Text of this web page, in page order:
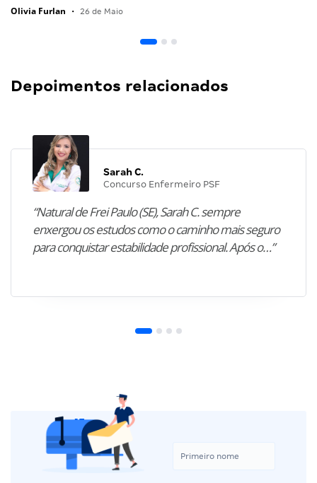
Olivia Furlan • 26 de Maio
Depoimentos relacionados
Sarah C.
Concurso Enfermeiro PSF
“Natural de Frei Paulo (SE), Sarah C. sempre
enxergou os estudos como o caminho mais seguro
para conquistar estabilidade profissional. Após o…”